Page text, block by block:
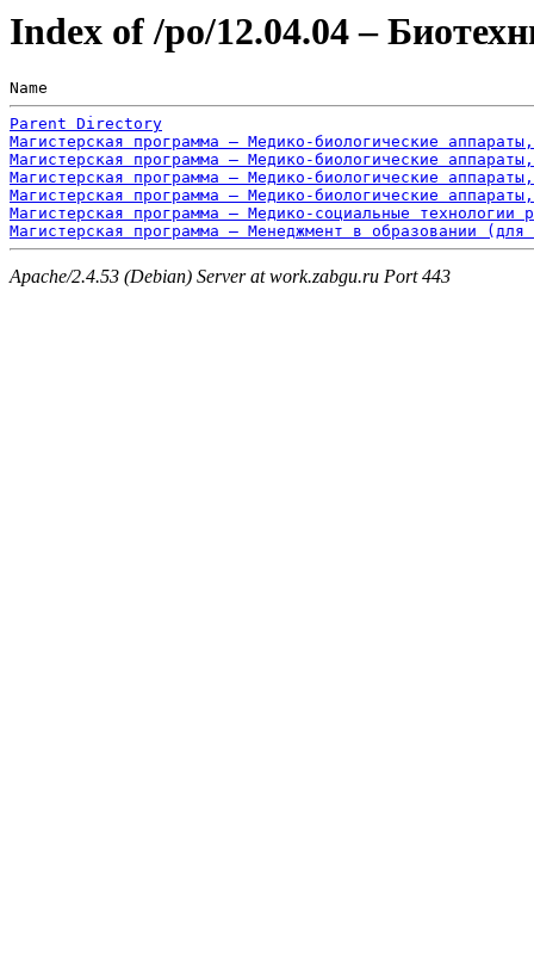
Index of /po/12.04.04 –
Name
Parent Directory
Магистерская программа – Медико-биологические
Магистерская программа – Медико-биологические
Магистерская программа – Медико-биологические
Магистерская программа – Медико-биологические
Магистерская программа – Медико-социальные
Магистерская программа – Менеджмент в образовании
Apache/2.4.53 (Debian) Server at work.zabgu.ru Port 443